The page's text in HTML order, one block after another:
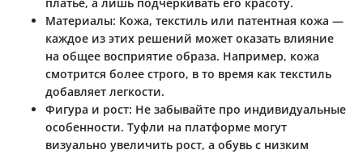
платье, а лишь подчеркивать его красоту.
Материалы: Кожа, текстиль или патентная кожа —
каждое из этих решений может оказать влияние
на общее восприятие образа. Например, кожа
смотрится более строго, в то время как текстиль
добавляет легкости.
Фигура и рост: Не забывайте про индивидуальные
особенности. Туфли на платформе могут
визуально увеличить рост, а обувь с низким